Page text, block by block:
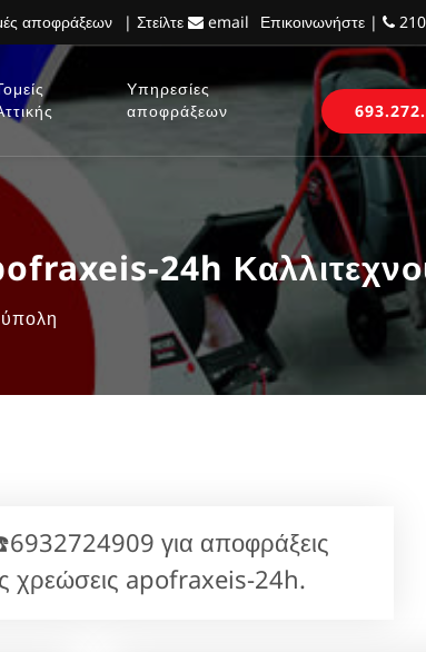
αποφράξεων | Στείλτε email Επικοινωνήστε |
Υπηρεσίες
αποφράξεων
24h
για αποφράξεις
χρεώσεις apofraxeis-24h.